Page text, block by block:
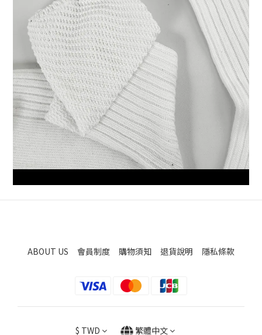
ABOUT US 會員制度 購物須知 退貨說明 隱私條款
$ TWD 繁體中文